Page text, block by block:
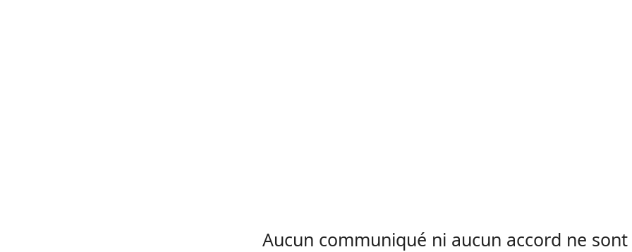
Aucun communiqué ni aucun accord ne sont